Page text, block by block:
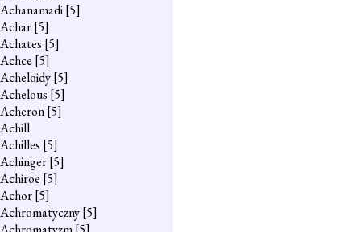
Achanamadi[5]
Achar[5]
Achates [5]
Achce [5]
Acheloidy[5]
Achelous [5]
Acheron[5]
Achill
Achilles [5]
Achinger[5]
Achiroe [5]
Achor[5]
Achromatyczny[5]